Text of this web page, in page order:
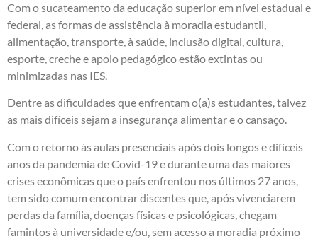
Com o sucateamento da educação superior em nível estadual e
federal, as formas de assistência à moradia estudantil,
alimentação, transporte, à saúde, inclusão digital, cultura,
esporte, creche e apoio pedagógico estão extintas ou
minimizadas nas IES.
Dentre as dificuldades que enfrentam o(a)s estudantes, talvez
as mais difíceis sejam a insegurança alimentar e o cansaço.
Com o retorno às aulas presenciais após dois longos e difíceis
anos da pandemia de Covid-19 e durante uma das maiores
crises econômicas que o país enfrentou nos últimos 27 anos,
tem sido comum encontrar discentes que, após vivenciarem
perdas da família, doenças físicas e psicológicas, chegam
famintos à universidade e/ou, sem acesso a moradia próximo